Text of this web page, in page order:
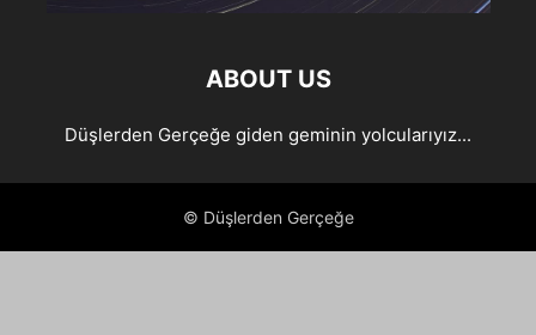
ABOUT US
Düşlerden Gerçeğe giden geminin yolcularıyız...
© Düşlerden Gerçeğe